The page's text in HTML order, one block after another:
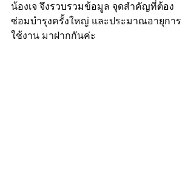
น้องเจ จึงรวบรวมข้อมูล จุดสำคัญที่ต้อง
ซ่อมบำรุงครั้งใหญ่ และประมาณอายุการ
ใช้งาน มาฝากกันค่ะ